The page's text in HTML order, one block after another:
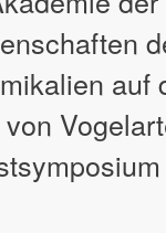
auf